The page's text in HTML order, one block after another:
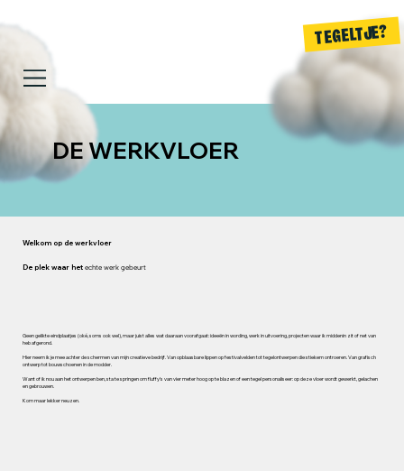
TEGELTJE?
Welkom op de werkvloer
De plek waar het echte werk gebeurt
Geen gelikte eindplaatjes (oké, soms ook wel), maar juist alles wat daaraan voorafgaat: ideeën in wording, werk in uitvoering, projecten waar ik middenin zit of net van
heb afgerond.
Hier neem ik je mee achter de schermen van mijn creatieve bedrijf. Van opblaasbare lippen op festivalvelden tot tegelontwerpen die stiekem ontroeren. Van grafisch
ontwerp tot bouwschoenen in de modder.
Want of ik nou aan het ontwerpen ben, sta te springen om fluffy’s van vier meter hoog op te blazen of een tegel personaliseer: op deze vloer wordt gewerkt, gelachen
en gebrouwen.
Kom maar lekker neuzen.
DE WERKVLOER